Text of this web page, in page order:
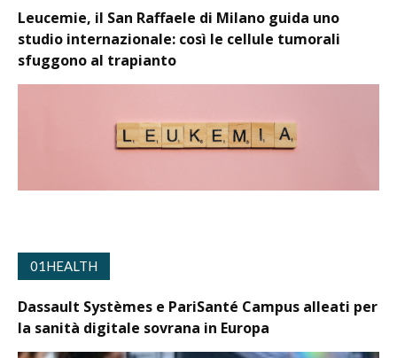
Leucemie, il San Raffaele di Milano guida uno
studio internazionale: così le cellule tumorali
sfuggono al trapianto
01HEALTH
Dassault Systèmes e PariSanté Campus alleati per
la sanità digitale sovrana in Europa